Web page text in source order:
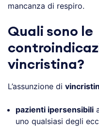
mancanza di respiro.
Quali sono le
vincristina?
L’assunzione di
pazienti ipersensibili
uno qualsiasi degli